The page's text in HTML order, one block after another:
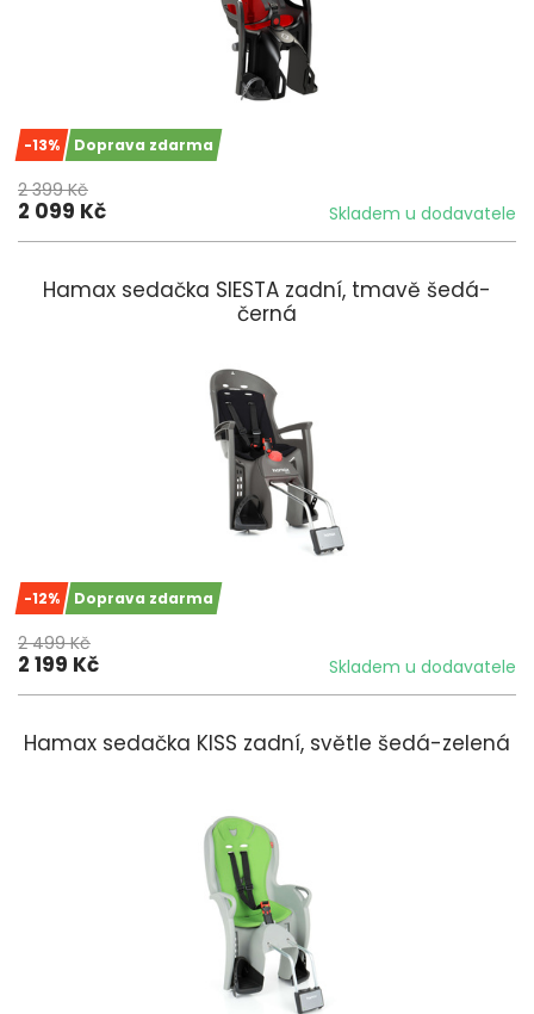
-13% Doprava zdarma
2 399 Kč
2 099 Kč Skladem u dodavatele
Hamax sedačka SIESTA zadní, tmavě šedá-
černá
-12% Doprava zdarma
2 499 Kč
2 199 Kč Skladem u dodavatele
Hamax sedačka KISS zadní, světle šedá-zelená